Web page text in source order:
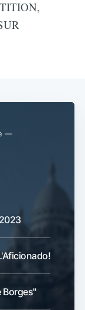
—
Borges"